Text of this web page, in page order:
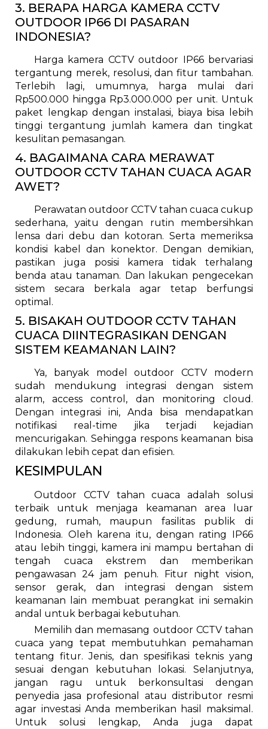
3. BERAPA HARGA KAMERA CCTV
OUTDOOR IP66 DI PASARAN
INDONESIA?
Harga kamera CCTV outdoor IP66 bervariasi
tergantung merek, resolusi, dan fitur tambahan.
Terlebih lagi, umumnya, harga mulai dari
Rp500.000 hingga Rp3.000.000 per unit. Untuk
paket lengkap dengan instalasi, biaya bisa lebih
tinggi tergantung jumlah kamera dan tingkat
kesulitan pemasangan.
4. BAGAIMANA CARA MERAWAT
OUTDOOR CCTV TAHAN CUACA AGAR
AWET?
Perawatan outdoor CCTV tahan cuaca cukup
sederhana, yaitu dengan rutin membersihkan
lensa dari debu dan kotoran. Serta memeriksa
kondisi kabel dan konektor. Dengan demikian,
pastikan juga posisi kamera tidak terhalang
benda atau tanaman. Dan lakukan pengecekan
sistem secara berkala agar tetap berfungsi
optimal.
5. BISAKAH OUTDOOR CCTV TAHAN
CUACA DIINTEGRASIKAN DENGAN
SISTEM KEAMANAN LAIN?
Ya, banyak model outdoor CCTV modern
sudah mendukung integrasi dengan sistem
alarm, access control, dan monitoring cloud.
Dengan integrasi ini, Anda bisa mendapatkan
notifikasi real-time jika terjadi kejadian
mencurigakan. Sehingga respons keamanan bisa
dilakukan lebih cepat dan efisien.
KESIMPULAN
Outdoor CCTV tahan cuaca adalah solusi
terbaik untuk menjaga keamanan area luar
gedung, rumah, maupun fasilitas publik di
Indonesia. Oleh karena itu, dengan rating IP66
atau lebih tinggi, kamera ini mampu bertahan di
tengah cuaca ekstrem dan memberikan
pengawasan 24 jam penuh. Fitur night vision,
sensor gerak, dan integrasi dengan sistem
keamanan lain membuat perangkat ini semakin
andal untuk berbagai kebutuhan.
Memilih dan memasang outdoor CCTV tahan
cuaca yang tepat membutuhkan pemahaman
tentang fitur. Jenis, dan spesifikasi teknis yang
sesuai dengan kebutuhan lokasi. Selanjutnya,
jangan ragu untuk berkonsultasi dengan
penyedia jasa profesional atau distributor resmi
agar investasi Anda memberikan hasil maksimal.
Untuk solusi lengkap, Anda juga dapat